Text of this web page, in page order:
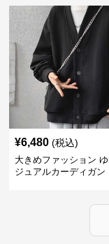
ゆったりスポーツバー
ャケット
¥6,480 (税込)
大きめファッション
ジュアルカーディガン